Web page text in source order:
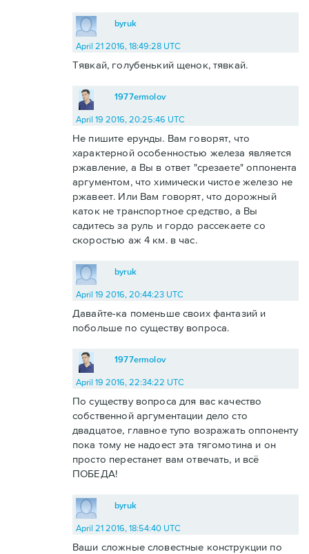
byruk
April 21 2016, 18:49:28 UTC
Тявкай, голубенький щенок, тявкай.
1977ermolov
April 19 2016, 20:25:46 UTC
Не пишите ерунды. Вам говорят, что
характерной особенностью железа является
ржавление, а Вы в ответ "срезаете" оппонента
аргументом, что химически чистое железо не
ржавеет. Или Вам говорят, что дорожный
каток не транспортное средство, а Вы
садитесь за руль и гордо рассекаете со
скоростью аж 4 км. в час.
byruk
April 19 2016, 20:44:23 UTC
Давайте-ка поменьше своих фантазий и
побольше по существу вопроса.
1977ermolov
April 19 2016, 22:34:22 UTC
По существу вопроса для вас качество
собственной аргументации дело сто
двадцатое, главное тупо возражать оппоненту
пока тому не надоест эта тягомотина и он
просто перестанет вам отвечать, и всё
ПОБЕДА!
byruk
April 21 2016, 18:54:40 UTC
Ваши сложные словестные конструкции по